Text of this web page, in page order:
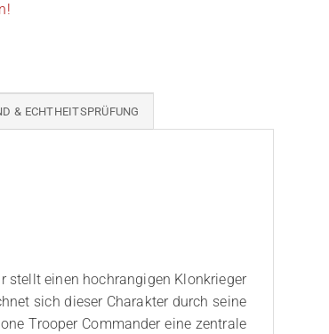
& ECHTHEITSPRÜFUNG
stellt einen hochrangigen Klonkrieger
sich dieser Charakter durch seine
Trooper Commander eine zentrale